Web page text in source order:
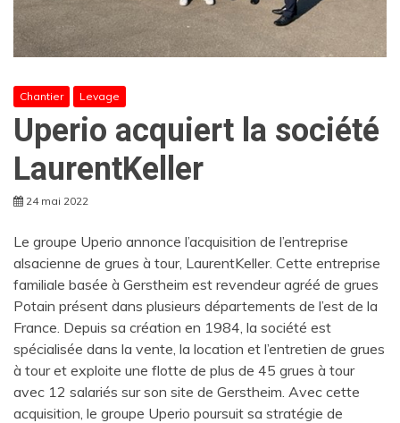
Chantier Levage
Uperio acquiert la société
LaurentKeller
24 mai 2022
Le groupe Uperio annonce l’acquisition de l’entreprise
alsacienne de grues à tour, LaurentKeller. Cette entreprise
familiale basée à Gerstheim est revendeur agréé de grues
Potain présent dans plusieurs départements de l’est de la
France. Depuis sa création en 1984, la société est
spécialisée dans la vente, la location et l’entretien de grues
à tour et exploite une flotte de plus de 45 grues à tour
avec 12 salariés sur son site de Gerstheim. Avec cette
acquisition, le groupe Uperio poursuit sa stratégie de